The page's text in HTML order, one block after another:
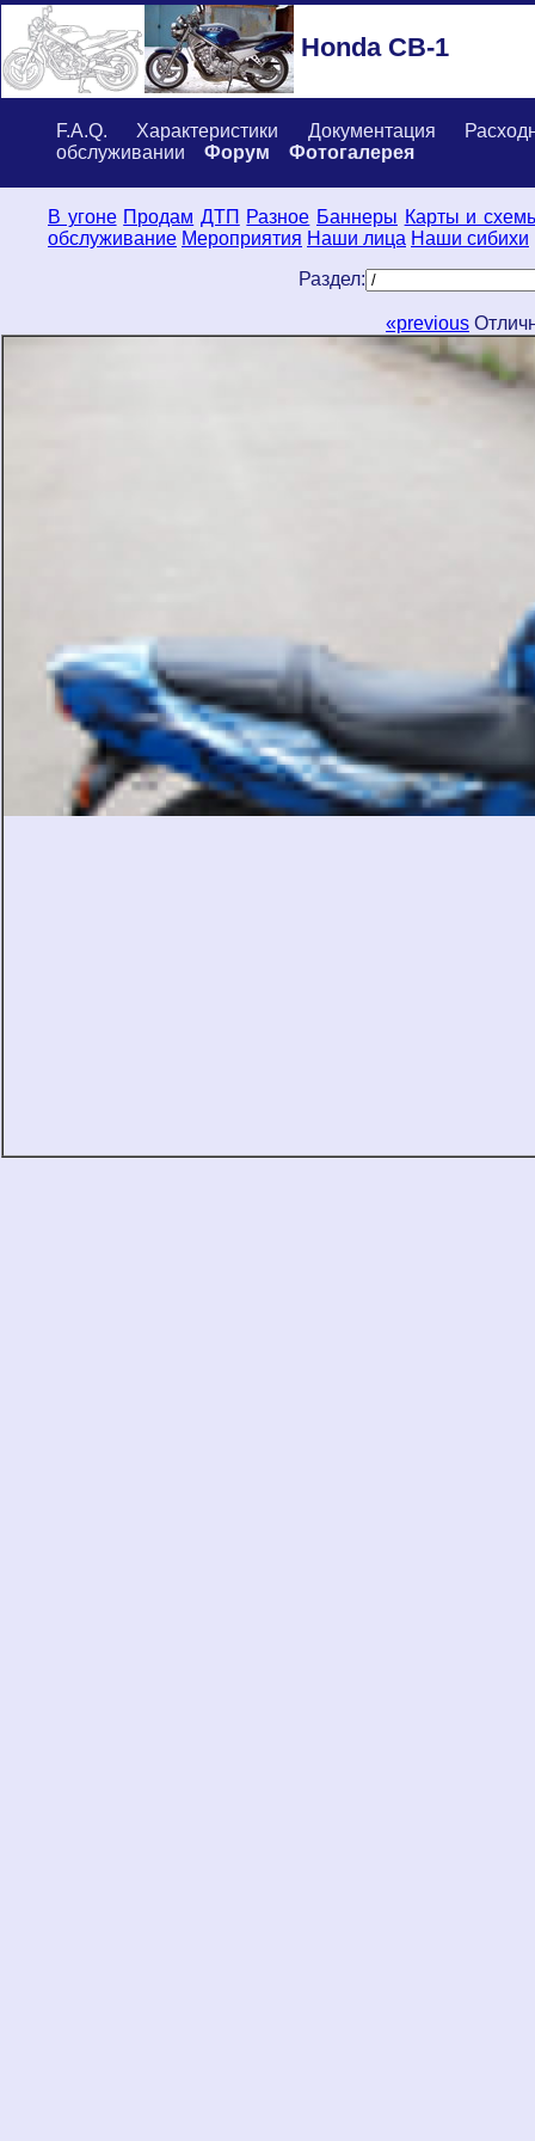
Honda CB-1
F.A.Q. Характеристики Документация
обслуживании
Форум Фотогалерея
В угоне Продам ДТП Разное Баннеры Карты и
обслуживание Мероприятия Наши лица Наши сибихи
Раздел:
«previous